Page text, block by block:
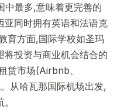
中最多,意味着更完善的
亚同时拥有英语和法语克
育方面,国际学校如圣玛
将投资与商业机会结合的
赁市场(Airbnb、
从哈瓦那国际机场出发,